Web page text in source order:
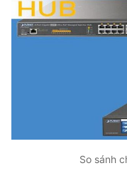
So sánh